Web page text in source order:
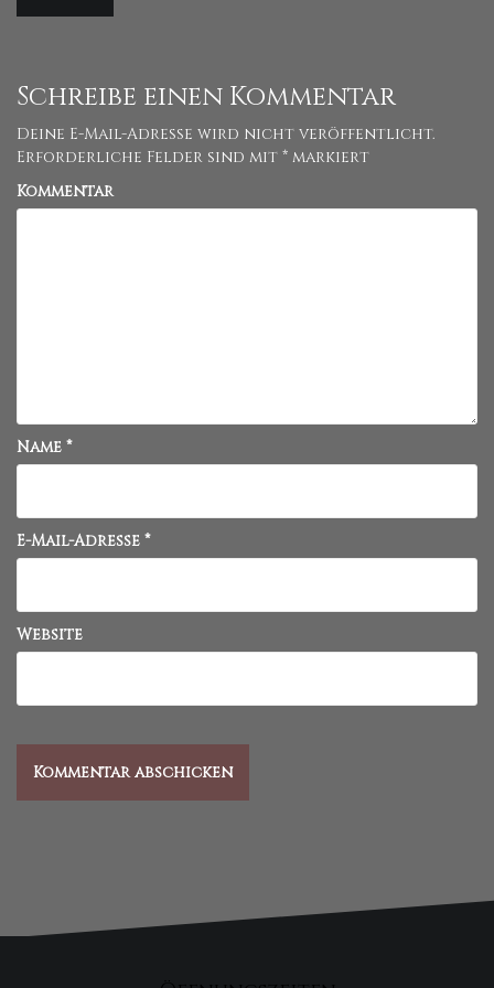
Schreibe einen Kommentar
Deine E-Mail-Adresse wird nicht veröffentlicht.
Erforderliche Felder sind mit * markiert
Kommentar
Name *
E-Mail-Adresse *
Website